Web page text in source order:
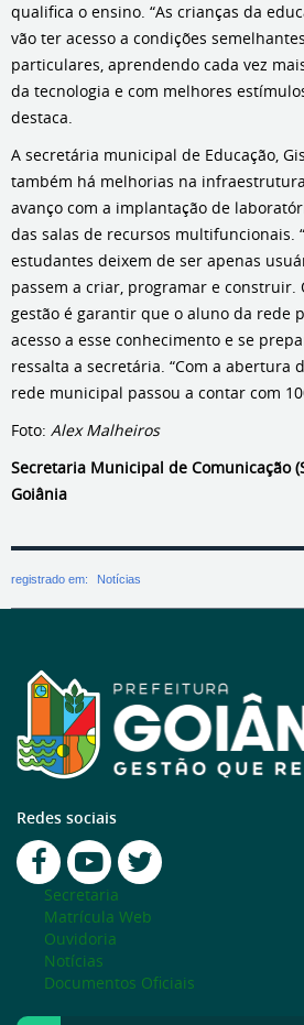
qualifica o ensino. “As crianças da
vão ter acesso a condições
particulares, aprendendo cada vez
da tecnologia e com melhores
destaca.
A secretária municipal de Educação,
também há melhorias na
avanço com a implantação de
das salas de recursos multifuncionais.
estudantes deixem de ser apenas
passem a criar, programar e construir.
gestão é garantir que o aluno da rede
acesso a esse conhecimento e se
ressalta a secretária. “Com a abertura
rede municipal passou a contar com
Foto: Alex Malheiros
Secretaria Municipal de Comunicação
Goiânia
registrado em: Notícias
Redes sociais
Secretaria
Matrícula Web
Ouvidoria
Notícias
Documentos Oficiais